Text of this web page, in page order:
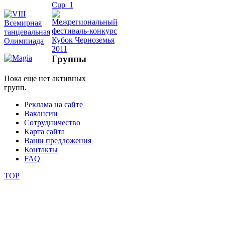
видео
школы
Группы
Пока еще нет активных
групп.
Реклама на сайте
Вакансии
Сотрудничество
Карта сайта
Ваши предложения
Контакты
FAQ
TOP